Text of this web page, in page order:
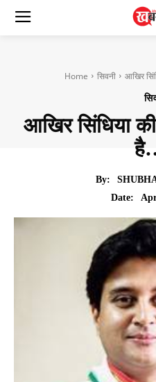
Home सिवनी आखिर
आखिर सिंधिया
By:
Date: